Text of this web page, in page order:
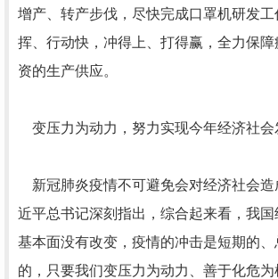
增产、转产步伐，尽快完成口罩机研发
挥、行动快，冲得上、打得赢，全力保
资的生产供应。
变压力为动力，努力实现今年经济社会
新冠肺炎疫情不可避免会对经济社会造
近平总书记深刻指出，综合起来看，我
基本面没有改变，疫情的冲击是短期的
的，只要我们变压力为动力、善于化危